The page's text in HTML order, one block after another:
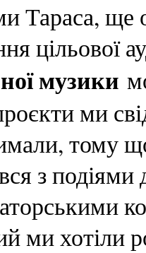
Тараса, ще
цільової
музики
ми
тому
з
ми хотіли